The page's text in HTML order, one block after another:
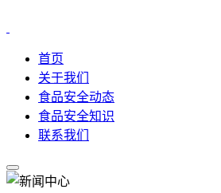
首页
关于我们
食品安全动态
食品安全知识
联系我们